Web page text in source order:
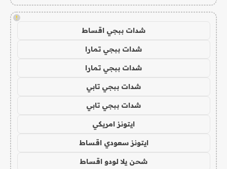
!
شدات ببجي اقساط
شدات ببجي تمارا
شدات ببجي تمارا
شدات ببجي تابي
شدات ببجي تابي
ايتونز امريكي
ايتونز سعودي اقساط
شحن يلا لودو اقساط